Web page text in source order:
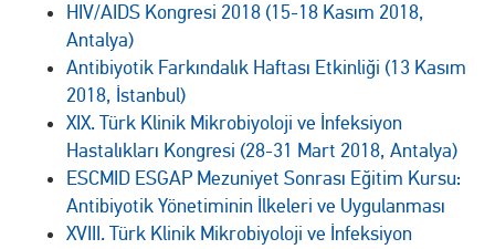
HIV/AIDS Kongresi 2018 (15-18 Kasım 2018,
Antalya)
Antibiyotik Farkındalık Haftası Etkinliği (13 Kasım
2018, İstanbul)
XIX. Türk Klinik Mikrobiyoloji ve İnfeksiyon
Hastalıkları Kongresi (28-31 Mart 2018, Antalya)
ESCMID ESGAP Mezuniyet Sonrası Eğitim Kursu:
Antibiyotik Yönetiminin İlkeleri ve Uygulanması
XVIII. Türk Klinik Mikrobiyoloji ve İnfeksiyon